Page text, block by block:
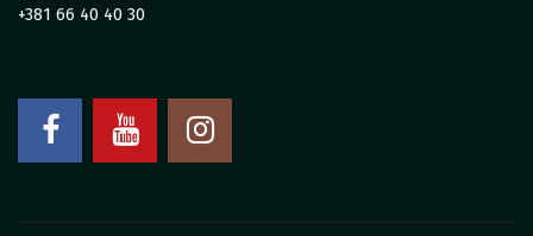
+381 66 40 40 30